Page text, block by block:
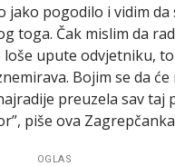
jako pogodilo i vidim da
toga. Čak mislim da
loše upute odvjetniku,
Bojim se da
preuzela sav taj
piše ova
OGLAS